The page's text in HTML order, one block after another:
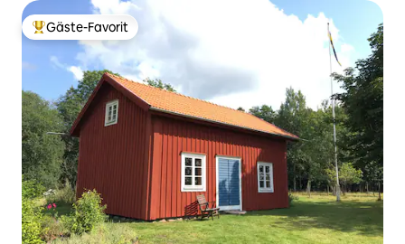
Beliebter Gäste-Favorit.
Gäste-Favorit